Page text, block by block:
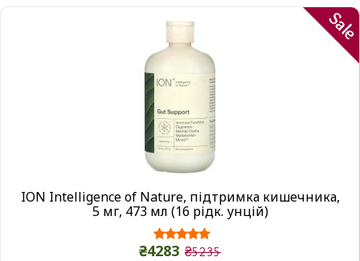
ION Intelligence of Nature, підтримка кишечника,
5 мг, 473 мл (16 рідк. унцій)
₴4283 ₴5235